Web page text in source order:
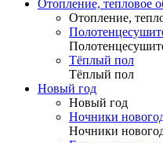
Отопление, тепловое
Отопление,
Тёплый пол
Тёплый пол
Новый год
Новый год
Ночники
Ночники